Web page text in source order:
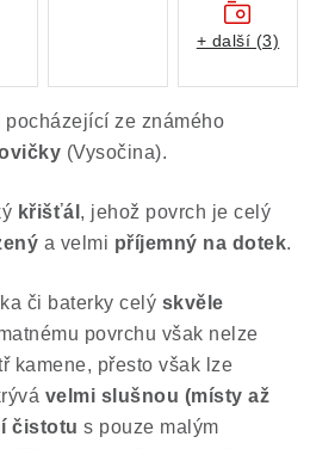
kamenů
smlouvy
od smlouvy
pocházející ze známého
(Vysočina).
křišťál , jehož povrch je celý
a velmi příjemný na dotek.
či baterky celý skvěle
povrchu však nelze
kamene, přesto však lze
velmi slušnou (místy až
čistotu s pouze malým
+ další (3)